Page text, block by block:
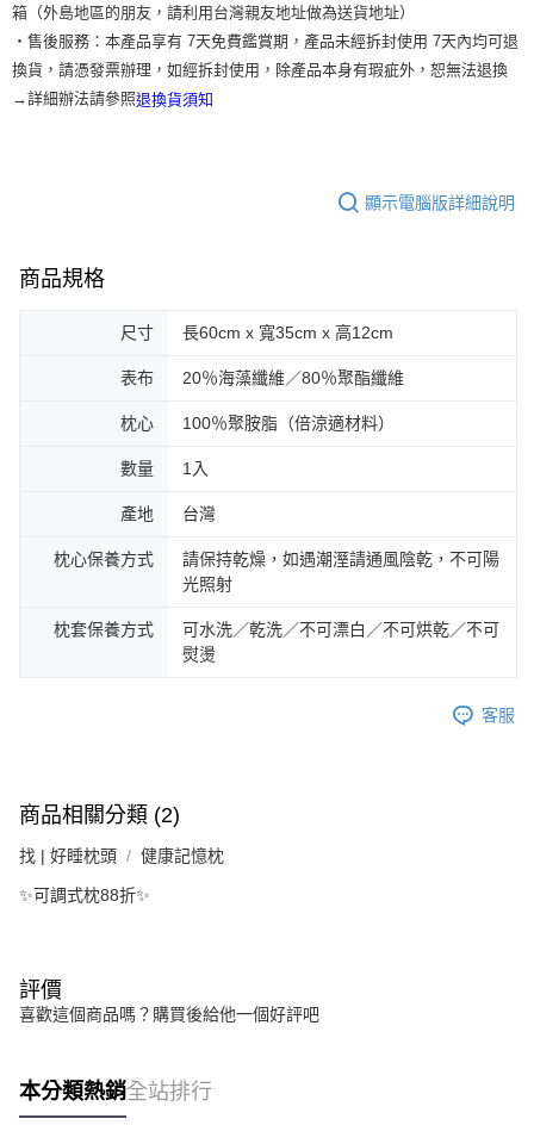
箱（外島地區的朋友，請利用台灣親友地址做為送貨地址）
‧售後服務：本產品享有 7天免費鑑賞期，產品未經拆封使用 7天內均可退
換貨，請憑發票辦理，如經拆封使用，除產品本身有瑕疵外，恕無法退換
→詳細辦法請參照退換貨須知
顯示電腦版詳細說明
商品規格
尺寸 長60cm x 寬35cm x 高12cm
表布 20％海藻纖維／80％聚酯纖維
枕心 100％聚胺脂（倍涼適材料）
數量 1入
產地 台灣
枕心保養方式
請保持乾燥，如遇潮溼請通風陰乾，不可陽
光照射
枕套保養方式
可水洗／乾洗／不可漂白／不可烘乾／不可
熨燙
客服
商品相關分類 (2)
找 | 好睡枕頭 健康記憶枕
✨可調式枕88折✨
評價
喜歡這個商品嗎？購買後給他一個好評吧
本分類熱銷全站排行